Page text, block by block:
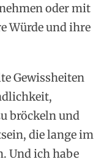
oder mit
Würde und ihre
Gewissheiten
bröckeln und
die lange im
Und ich habe